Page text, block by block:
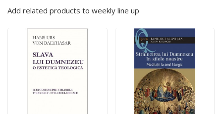
Add related products to weekly line up